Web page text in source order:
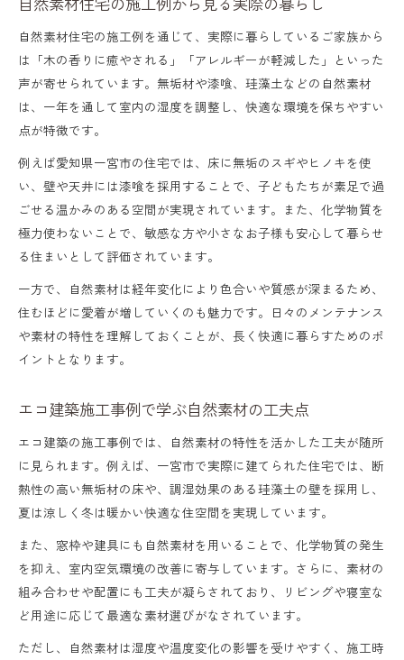
自然素材住宅の施工例を通じて、実際に暮らしているご家族から
は「木の香りに癒やされる」「アレルギーが軽減した」といった
声が寄せられています。無垢材や漆喰、珪藻土などの自然素材
は、一年を通して室内の湿度を調整し、快適な環境を保ちやすい
点が特徴です。
例えば愛知県一宮市の住宅では、床に無垢のスギやヒノキを使
い、壁や天井には漆喰を採用することで、子どもたちが素足で過
ごせる温かみのある空間が実現されています。また、化学物質を
極力使わないことで、敏感な方や小さなお子様も安心して暮らせ
る住まいとして評価されています。
一方で、自然素材は経年変化により色合いや質感が深まるため、
住むほどに愛着が増していくのも魅力です。日々のメンテナンス
や素材の特性を理解しておくことが、長く快適に暮らすためのポ
イントとなります。
エコ建築施工事例で学ぶ自然素材の工夫点
エコ建築の施工事例では、自然素材の特性を活かした工夫が随所
に見られます。例えば、一宮市で実際に建てられた住宅では、断
熱性の高い無垢材の床や、調湿効果のある珪藻土の壁を採用し、
夏は涼しく冬は暖かい快適な住空間を実現しています。
また、窓枠や建具にも自然素材を用いることで、化学物質の発生
を抑え、室内空気環境の改善に寄与しています。さらに、素材の
組み合わせや配置にも工夫が凝らされており、リビングや寝室な
ど用途に応じて最適な素材選びがなされています。
ただし、自然素材は湿度や温度変化の影響を受けやすく、施工時